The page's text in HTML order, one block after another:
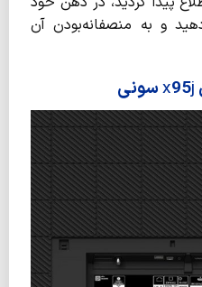
و به منصفانه‌­بودن آن
x95j سونی